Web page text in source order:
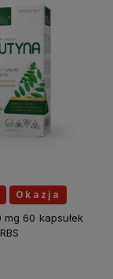
Okazja
mg 60 kapsułek